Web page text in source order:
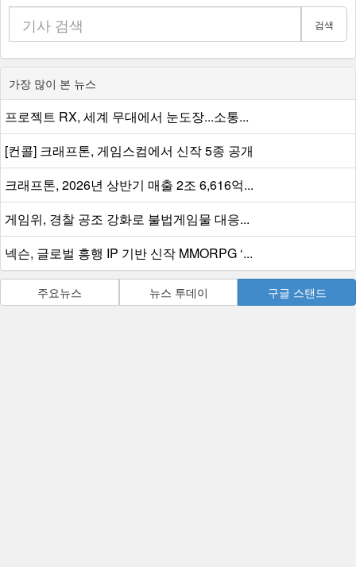
검색
가장 많이 본 뉴스
프로젝트 RX, 세계 무대에서 눈도장...소통...
[컨콜] 크래프톤, 게임스컴에서 신작 5종 공개
크래프톤, 2026년 상반기 매출 2조 6,616억...
게임위, 경찰 공조 강화로 불법게임물 대응...
넥슨, 글로벌 흥행 IP 기반 신작 MMORPG ‘...
주요뉴스 뉴스 투데이 구글 스탠드